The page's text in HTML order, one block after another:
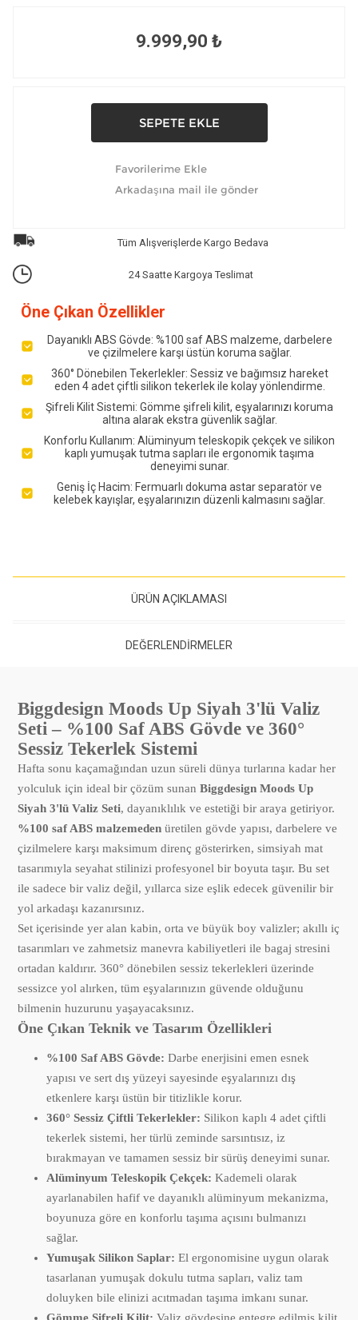
9.999,90 ₺
Tüm Alışverişlerde Kargo Bedava
24 Saatte Kargoya Teslimat
Öne Çıkan Özellikler
Dayanıklı ABS Gövde: %100 saf ABS malzeme, darbelere
ve çizilmelere karşı üstün koruma sağlar.
360° Dönebilen Tekerlekler: Sessiz ve bağımsız hareket
eden 4 adet çiftli silikon tekerlek ile kolay yönlendirme.
Şifreli Kilit Sistemi: Gömme şifreli kilit, eşyalarınızı koruma
altına alarak ekstra güvenlik sağlar.
Konforlu Kullanım: Alüminyum teleskopik çekçek ve silikon
kaplı yumuşak tutma sapları ile ergonomik taşıma
deneyimi sunar.
Geniş İç Hacim: Fermuarlı dokuma astar separatör ve
kelebek kayışlar, eşyalarınızın düzenli kalmasını sağlar.
ÜRÜN AÇIKLAMASI
DEĞERLENDIRMELER
Biggdesign Moods Up Siyah 3'lü Valiz
Seti – %100 Saf ABS Gövde ve 360°
Sessiz Tekerlek Sistemi
Hafta sonu kaçamağından uzun süreli dünya turlarına kadar her
yolculuk için ideal bir çözüm sunanBiggdesign Moods Up
Siyah 3'lü Valiz Seti, dayanıklılık ve estetiği bir araya getiriyor.
%100 saf ABS malzemeden üretilen gövde yapısı, darbelere ve
çizilmelere karşı maksimum direnç gösterirken, simsiyah mat
tasarımıyla seyahat stilinizi profesyonel bir boyuta taşır. Bu set
ile sadece bir valiz değil, yıllarca size eşlik edecek güvenilir bir
yol arkadaşı kazanırsınız.
Set içerisinde yer alan kabin, orta ve büyük boy valizler; akıllı iç
tasarımları ve zahmetsiz manevra kabiliyetleri ile bagaj stresini
ortadan kaldırır. 360° dönebilen sessiz tekerlekleri üzerinde
sessizce yol alırken, tüm eşyalarınızın güvende olduğunu
bilmenin huzurunu yaşayacaksınız.
Öne Çıkan Teknik ve Tasarım Özellikleri
%100 Saf ABS Gövde: Darbe enerjisini emen esnek
yapısı ve sert dış yüzeyi sayesinde eşyalarınızı dış
etkenlere karşı üstün bir titizlikle korur.
360° Sessiz Çiftli Tekerlekler: Silikon kaplı 4 adet çiftli
tekerlek sistemi, her türlü zeminde sarsıntısız, iz
bırakmayan ve tamamen sessiz bir sürüş deneyimi sunar.
Alüminyum Teleskopik Çekçek: Kademeli olarak
ayarlanabilen hafif ve dayanıklı alüminyum mekanizma,
boyunuza göre en konforlu taşıma açısını bulmanızı
sağlar.
Yumuşak Silikon Saplar: El ergonomisine uygun olarak
tasarlanan yumuşak dokulu tutma sapları, valiz tam
doluyken bile elinizi acıtmadan taşıma imkanı sunar.
Gömme Şifreli Kilit: Valiz gövdesine entegre edilmiş kilit